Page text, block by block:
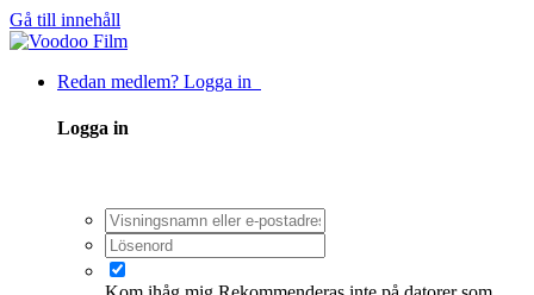
Gå till innehåll
Redan medlem? Logga in
Logga in